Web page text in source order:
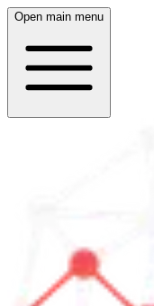
Open main menu